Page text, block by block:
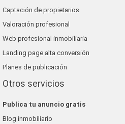
Captación de propietarios
Valoración profesional
Web profesional inmobiliaria
Landing page alta conversión
Planes de publicación
Otros servicios
Publica tu anuncio gratis
Blog inmobiliario